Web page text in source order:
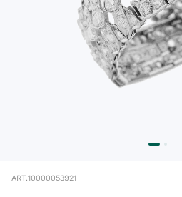
ART.10000053921